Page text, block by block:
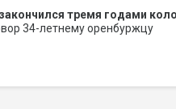
тремя годами
34-летнему оренбуржцу